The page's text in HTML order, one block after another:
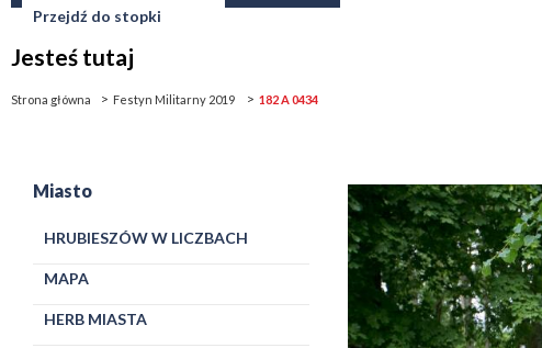
Przejdź do stopki
Jesteś tutaj
Strona główna Festyn Militarny 2019 182 A 0434
Miasto
HRUBIESZÓW W LICZBACH
MAPA
HERB MIASTA